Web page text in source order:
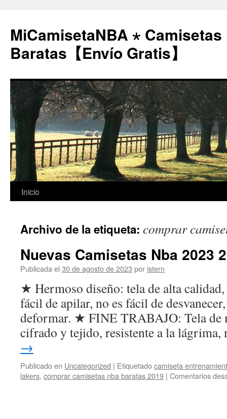
MiCamisetaNBA ⋆ Camisetas
Baratas【Envío Gratis】
Saltar
contenido
Inicio
Archivo de la etiqueta: comprar
Nuevas Camisetas Nba 2023
Publicada el 30 de agosto de 2023 por istern
★ Hermoso diseño: tela de alta
fácil de apilar, no es fácil de
deformar. ★ FINE TRABAJO: Tela de
cifrado y tejido, resistente a la
→
Publicado en Uncategorized | Etiquetadocamiseta
lakers, comprar camisetas nba baratas 2019 | Comentarios